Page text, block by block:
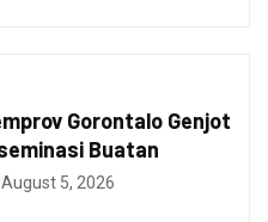
Gorontalo Genjot
Buatan
August 5, 2026